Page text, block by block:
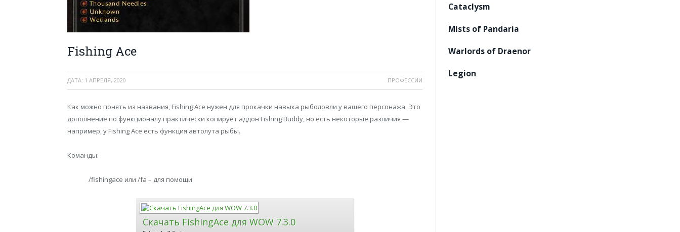
Fishing Ace
ДАТА: 1 АПРЕЛЯ, 2020 ПРОФЕССИИ
Как можно понять из названия, Fishing Ace нужен для прокачки навыка рыболовли у вашего персонажа. Это
дополнение по функционалу практически копирует аддон Fishing Buddy, но есть некоторые различия —
например, у Fishing Ace есть функция автолута рыбы.
Команды:
/fishingace или /fa – для помощи
Скачать FishingAce для WOW 7.3.0
Cataclysm
Mists of Pandaria
Warlords of Draenor
Legion